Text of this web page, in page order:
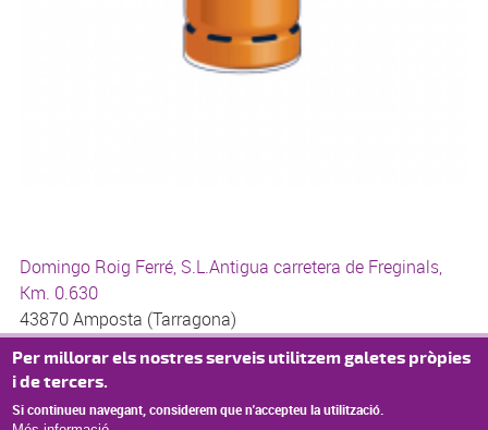
Domingo Roig Ferré, S.L.Antigua carretera de Freginals,
Km. 0.630
43870 Amposta (Tarragona)
977 70 50 00
616 005 239
Per millorar els nostres serveis utilitzem galetes pròpies
i de tercers.
Si continueu navegant, considerem que n'accepteu la utilització.